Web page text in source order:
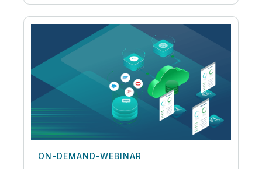
ON-DEMAND-WEBINAR